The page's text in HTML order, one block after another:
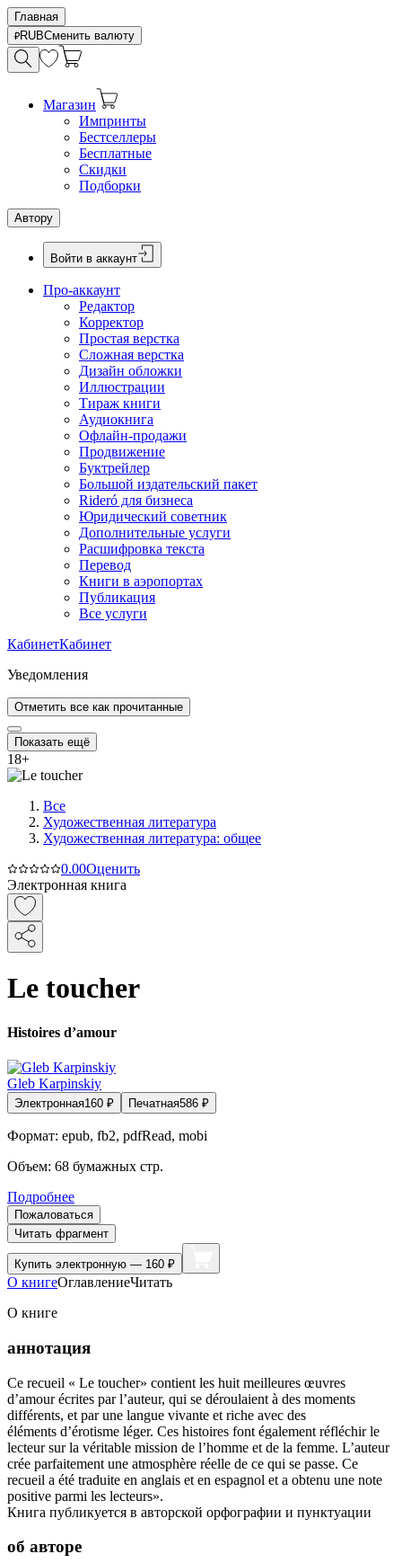
Главная
RUBСменить валюту
Магазин
Импринты
Бестселлеры
Бесплатные
Скидки
Подборки
Автору
Войти в аккаунт
Про-аккаунт
Редактор
Корректор
Простая верстка
Сложная верстка
Дизайн обложки
Иллюстрации
Тираж книги
Аудиокнига
Офлайн-продажи
Продвижение
Буктрейлер
Большой издательский пакет
Rideró для бизнеса
Юридический советник
Дополнительные услуги
Расшифровка текста
Перевод
Книги в аэропортах
Публикация
Все услуги
КабинетКабинет
Уведомления
Отметить все как прочитанные
Показать ещё
18+
Все
Художественная литература
Художественная литература: общее
0.00Оценить
Электронная книга
Le toucher
Histoires d’amour
Gleb Karpinskiy
Электронная160 ₽ Печатная586 ₽
Формат: epub, fb2, pdfRead, mobi
Объем: 68 бумажных стр.
Подробнее
Пожаловаться
Читать фрагмент
Купить электронную — 160 ₽
О книгеОглавлениеЧитать
О книге
аннотация
Ce recueil « Le toucher» contient les huit meilleures œuvres
d’amour écrites par l’auteur, qui se déroulaient à des moments
différents, et par une langue vivante et riche avec des
éléments d’érotisme léger. Ces histoires font également réfléchir le
lecteur sur la véritable mission de l’homme et de la femme. L’auteur
crée parfaitement une atmosphère réelle de ce qui se passe. Ce
recueil a été traduite en anglais et en espagnol et a obtenu une note
positive parmi les lecteurs».
Книга публикуется в авторской орфографии и пунктуации
об авторе